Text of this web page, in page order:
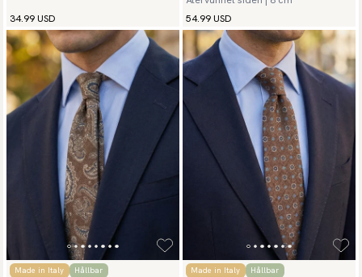
34.99 USD
54.99 USD
Made in Italy Hållbar Made in Italy Hållbar